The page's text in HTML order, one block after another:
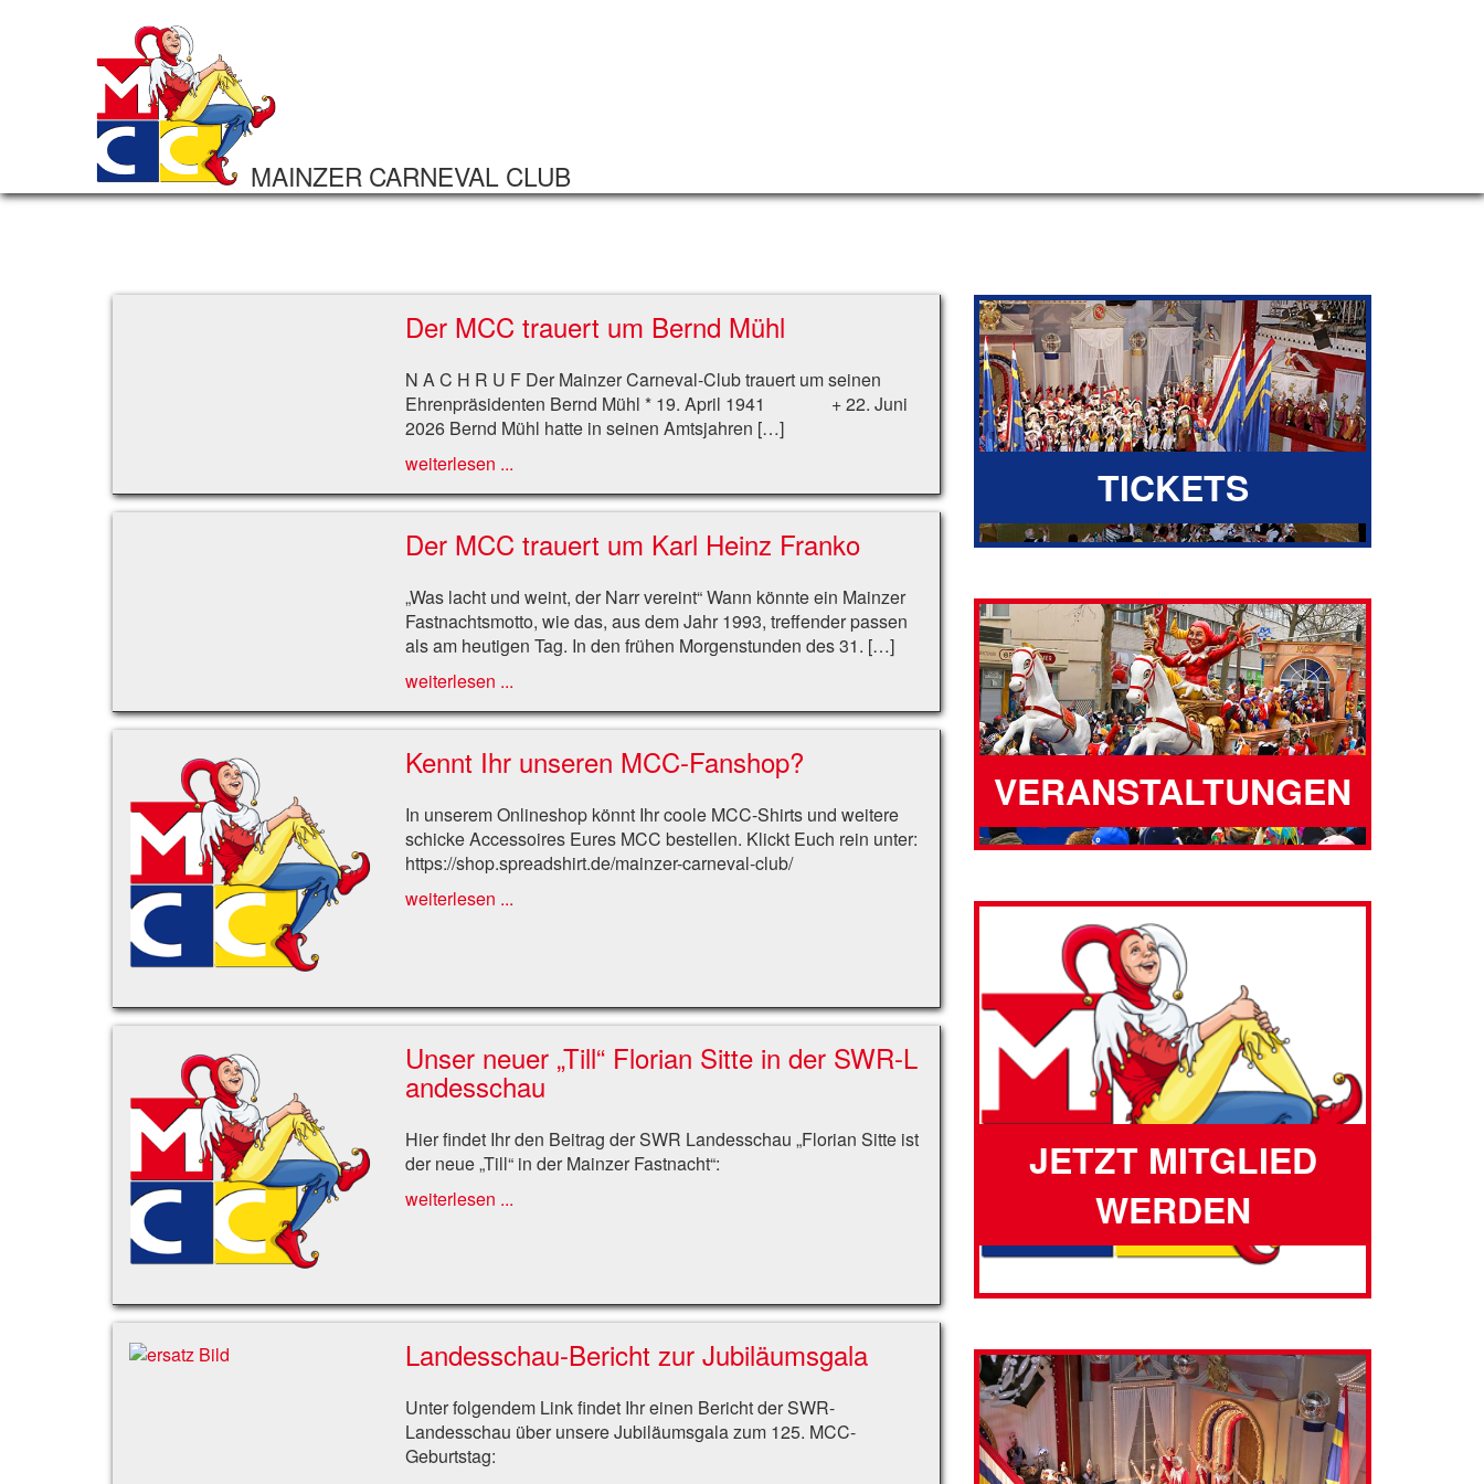
MAINZER CARNEVAL CLUB
Der MCC trauert um Bernd Mühl
N A C H R U F Der Mainzer Carneval-Club trauert um seinen
Ehrenpräsidenten Bernd Mühl * 19. April 1941 + 22. Juni
2026 Bernd Mühl hatte in seinen Amtsjahren […]
weiterlesen ...
Der MCC trauert um Karl Heinz Franko
„Was lacht und weint, der Narr vereint“ Wann könnte ein Mainzer
Fastnachtsmotto, wie das, aus dem Jahr 1993, treffender passen
als am heutigen Tag. In den frühen Morgenstunden des 31. […]
weiterlesen ...
Kennt Ihr unseren MCC-Fanshop?
In unserem Onlineshop könnt Ihr coole MCC-Shirts und weitere
schicke Accessoires Eures MCC bestellen. Klickt Euch rein unter:
https://shop.spreadshirt.de/mainzer-carneval-club/
weiterlesen ...
Unser neuer „Till“ Florian Sitte in der SWR-L
andesschau
Hier findet Ihr den Beitrag der SWR Landesschau „Florian Sitte ist
der neue „Till“ in der Mainzer Fastnacht“:
weiterlesen ...
Landesschau-Bericht zur Jubiläumsgala
Unter folgendem Link findet Ihr einen Bericht der SWR-
Landesschau über unsere Jubiläumsgala zum 125. MCC-
Geburtstag:
TICKETS
VERANSTALTUNGEN
JETZT MITGLIED
WERDEN